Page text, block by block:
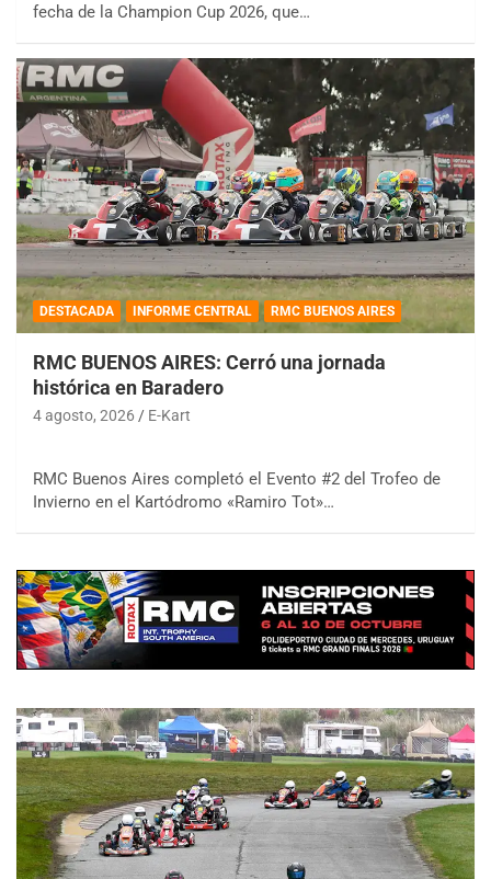
fecha de la Champion Cup 2026, que…
DESTACADA INFORME CENTRAL RMC BUENOS AIRES
RMC BUENOS AIRES: Cerró una jornada
histórica en Baradero
4 agosto, 2026 E-Kart
RMC Buenos Aires completó el Evento #2 del Trofeo de
Invierno en el Kartódromo «Ramiro Tot»…